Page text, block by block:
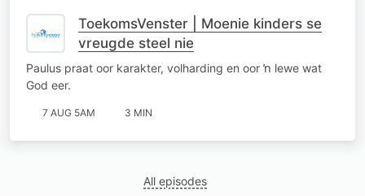
ToekomsVenster | Moenie kinders se
vreugde steel nie
Paulus praat oor karakter, volharding en oor ŉ lewe wat
God eer.
7 AUG 5AM 3 MIN
All episodes